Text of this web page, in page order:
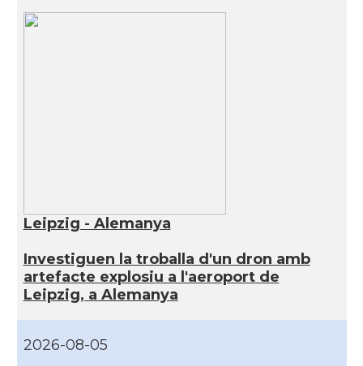
Leipzig - Alemanya
Investiguen la troballa d'un dron amb
artefacte explosiu a l'aeroport de
Leipzig, a Alemanya
2026-08-05